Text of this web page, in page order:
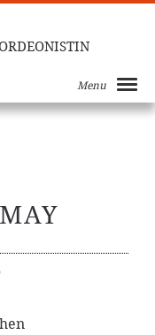
Menu